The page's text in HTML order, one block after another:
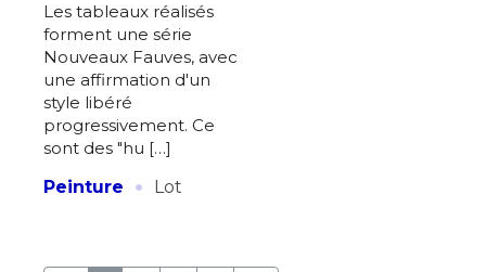
Les tableaux réalisés
forment une série
Nouveaux Fauves, avec
une affirmation d'un
style libéré
progressivement. Ce
sont des "hu […]
Peinture
· Lot